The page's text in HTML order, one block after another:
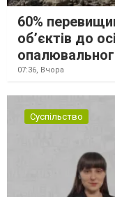
60%
об’єктів до
07:36, Вчора
Суспільство